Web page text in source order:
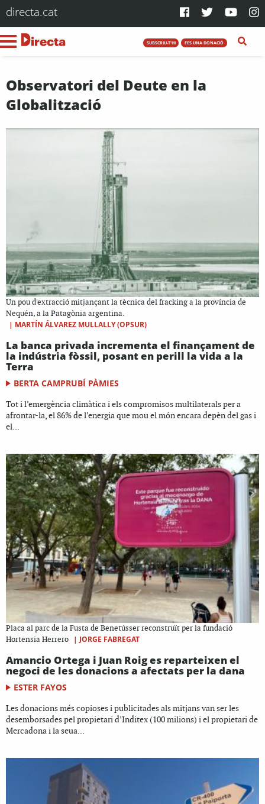
directa.cat
SUBSCRIU-T'HI FES UNA DONACIÓ
Observatori del Deute en la
Globalització
Un pou d'extracció mitjançant la tècnica del fracking a la província de
Nequén, a la Patagònia argentina.
| MARTÍN ÁLVAREZ MULLALLY (OPSUR)
La banca privada incrementa el finançament de
la indústria fòssil, posant en perill la vida a la
Terra
BERTA CAMPRUBÍ PÀMIES
Tot i l’emergència climàtica i els compromisos multilaterals per a
afrontar-la, el 86% de l’energia que mou el món encara depèn del gas i
el...
Placa al parc de la Fusta de Benetússer reconstruït per la fundació
Hortensia Herrero
| JORGE FABREGAT
Amancio Ortega i Juan Roig es reparteixen el
negoci de les donacions a afectats per la dana
ESTER FAYOS
Les donacions més copioses i publicitades als mitjans van ser les
desemborsades pel propietari d’Inditex (100 milions) i el propietari de
Mercadona i la seua...